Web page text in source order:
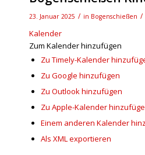
23. Januar 2025 / in Bogenschießen /
Kalender
Zum Kalender hinzufügen
Zu Timely-Kalender
Zu Google hinzufügen
Zu Outlook hinzufügen
Zu Apple-Kalender
Einem anderen Kalender
Als XML exportieren